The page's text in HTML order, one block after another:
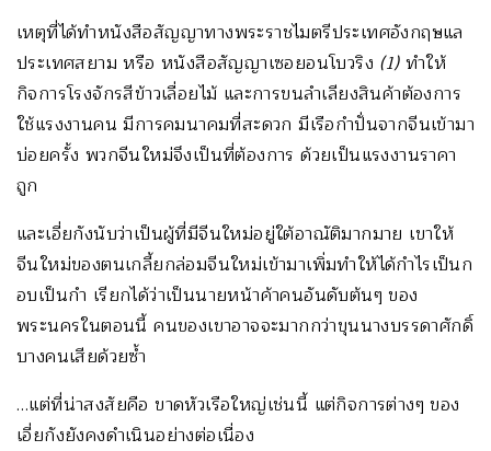
เหตุที่ได้ทำหนังสือสัญญาทางพระราชไมตรีประเทศอังกฤษแล
ประเทศสยาม หรือ หนังสือสัญญาเซอยอนโบวริง (1)ทำให้
กิจการโรงจักรสีข้าวเลื่อยไม้ และการขนลำเลียงสินค้าต้องการ
ใช้แรงงานคน มีการคมนาคมที่สะดวก มีเรือกำปั่นจากจีนเข้ามา
บ่อยครั้ง พวกจีนใหม่จึงเป็นที่ต้องการ ด้วยเป็นแรงงานราคา
ถูก
และเอี่ยกังนับว่าเป็นผู้ที่มีจีนใหม่อยู่ใต้อาณัติมากมาย เขาให้
จีนใหม่ของตนเกลี้ยกล่อมจีนใหม่เข้ามาเพิ่มทำให้ได้กำไรเป็นก
อบเป็นกำ เรียกได้ว่าเป็นนายหน้าค้าคนอันดับต้นๆ ของ
พระนครในตอนนี้ คนของเขาอาจจะมากกว่าขุนนางบรรดาศักดิ์
บางคนเสียด้วยซ้ำ
…แต่ที่น่าสงสัยคือ ขาดหัวเรือใหญ่เช่นนี้ แต่กิจการต่างๆ ของ
เอี่ยกังยังคงดำเนินอย่างต่อเนื่อง